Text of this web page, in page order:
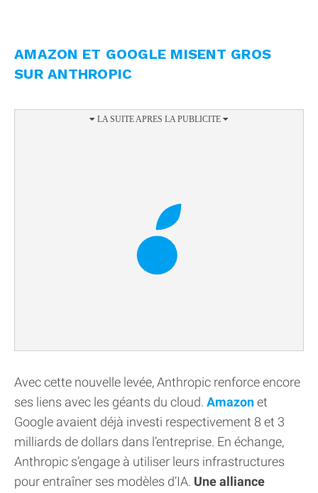
AMAZON ET GOOGLE MISENT GROS
SUR ANTHROPIC
Avec cette nouvelle levée, Anthropic renforce encore
ses liens avec les géants du cloud. Amazonet
Google avaient déjà investi respectivement 8 et 3
milliards de dollars dans l’entreprise. En échange,
Anthropic s’engage à utiliser leurs infrastructures
pour entraîner ses modèles d’IA. Une alliance